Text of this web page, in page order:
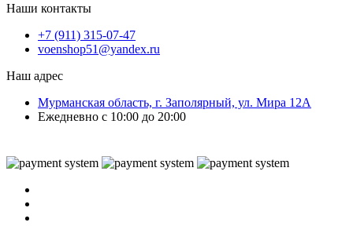
Наши контакты
+7 (911) 315-07-47
voenshop51@yandex.ru
Наш адрес
Мурманская область, г. Заполярный, ул. Мира 12А
Ежедневно с 10:00 до 20:00